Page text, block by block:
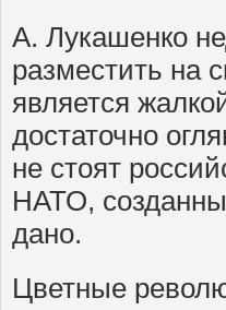
А. Лукашенко
разместить на
является
достаточно
не стоят
НАТО,
дано.
Цветные